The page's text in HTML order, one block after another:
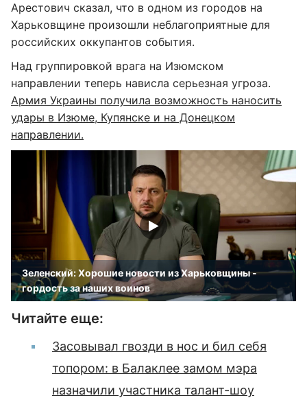
Арестович сказал, что в одном из городов на
Харьковщине произошли неблагоприятные для
российских оккупантов события.
Над группировкой врага на Изюмском
направлении теперь нависла серьезная угроза.
Армия Украины получила возможность наносить
удары в Изюме, Купянске и на Донецком
направлении.
Зеленский: Хорошие новости из Харьковщины -
гордость за наших воинов
Читайте еще:
Засовывал гвозди в нос и бил себя
топором: в Балаклее замом мэра
назначили участника талант-шоу